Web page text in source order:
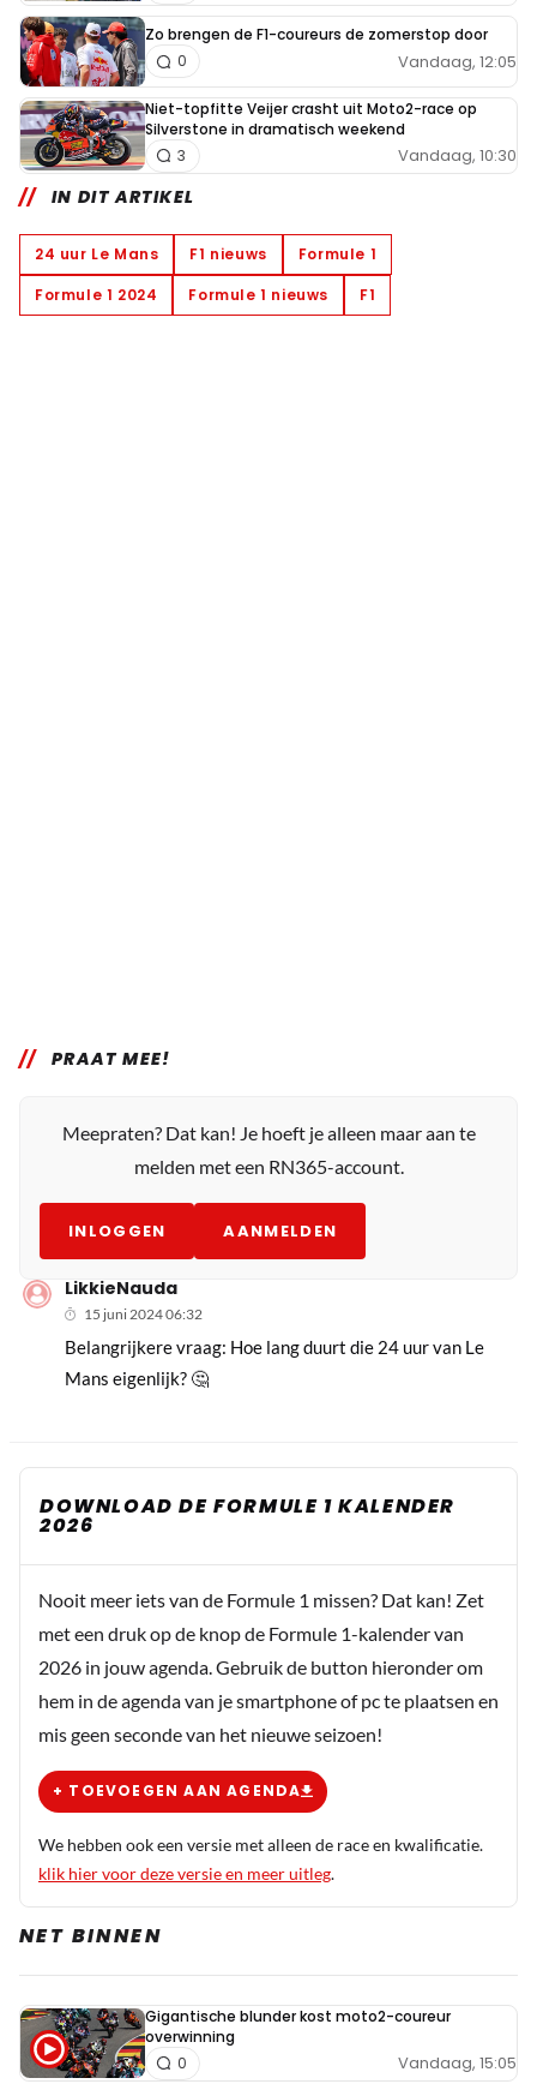
Zo brengen de F1-coureurs de zomerstop door
Vandaag, 12:05
0
Niet-topfitte Veijer crasht uit Moto2-race op
Silverstone in dramatisch weekend
Vandaag, 10:30
3
IN DIT ARTIKEL
24 uur Le Mans F1 nieuws
Formule 1
Formule 1 2024
Formule 1 nieuws F1
PRAAT MEE!
Meepraten? Dat kan! Je hoeft je alleen maar aan te
melden met een RN365-account.
INLOGGEN AANMELDEN
LikkieNauda
15 juni 2024 06:32
Belangrijkere vraag: Hoe lang duurt die 24 uur van Le
Mans eigenlijk? 🤔
DOWNLOAD DE FORMULE 1 KALENDER
2026
Nooit meer iets van de Formule 1 missen? Dat kan! Zet
met een druk op de knop de Formule 1-kalender van
2026 in jouw agenda. Gebruik de button hieronder om
hem in de agenda van je smartphone of pc te plaatsen en
mis geen seconde van het nieuwe seizoen!
+ TOEVOEGEN AAN AGENDA
We hebben ook een versie met alleen de race en kwalificatie.
klik hier voor deze versie en meer uitleg.
NET BINNEN
Gigantische blunder kost moto2-coureur
overwinning
Vandaag, 15:05
0